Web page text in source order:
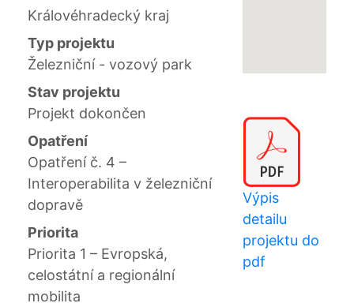
Královéhradecký kraj
Typ projektu
Železniční - vozový park
Stav projektu
Projekt dokončen
Opatření
Opatření č. 4 –
Interoperabilita v železniční
dopravě
Priorita
Priorita 1 – Evropská,
celostátní a regionální
mobilita
Výpis
detailu
projektu do
pdf